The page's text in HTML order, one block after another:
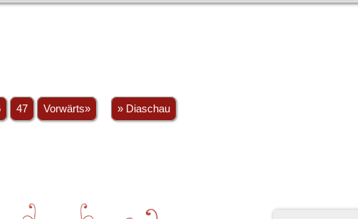
47 Vorwärts» » Diaschau